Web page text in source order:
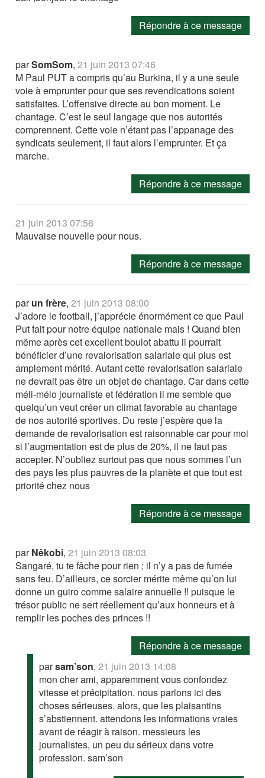
Répondre à ce message
parSomSom,21 juin 2013 07:46
M Paul PUT a compris qu’au Burkina, il y a une seule
voie à emprunter pour que ses revendications soient
satisfaites. L’offensive directe au bon moment. Le
chantage. C’est le seul langage que nos autorités
comprennent. Cette voie n’étant pas l’appanage des
syndicats seulement, il faut alors l’emprunter. Et ça
marche.
Répondre à ce message
21 juin 2013 07:56
Mauvaise nouvelle pour nous.
Répondre à ce message
parun frère,21 juin 2013 08:00
J’adore le football, j’apprécie énormément ce que Paul
Put fait pour notre équipe nationale mais ! Quand bien
même après cet excellent boulot abattu il pourrait
bénéficier d’une revalorisation salariale qui plus est
amplement mérité. Autant cette revalorisation salariale
ne devrait pas être un objet de chantage. Car dans cette
méli-mélo journaliste et fédération il me semble que
quelqu’un veut créer un climat favorable au chantage
de nos autorité sportives. Du reste j’espère que la
demande de revalorisation est raisonnable car pour moi
si l’augmentation est de plus de 20%, il ne faut pas
accepter. N’oubliez surtout pas que nous sommes l’un
des pays les plus pauvres de la planète et que tout est
priorité chez nous
Répondre à ce message
parNêkobi,21 juin 2013 08:03
Sangaré, tu te fâche pour rien ; il n’y a pas de fumée
sans feu. D’ailleurs, ce sorcier mérite même qu’on lui
donne un guiro comme salaire annuelle !! puisque le
trésor public ne sert réellement qu’aux honneurs et à
remplir les poches des princes !!
Répondre à ce message
parsam’son,21 juin 2013 14:08
mon cher ami, apparemment vous confondez
vitesse et précipitation. nous parlons ici des
choses sérieuses. alors, que les plaisantins
s’abstiennent. attendons les informations vraies
avant de réagir à raison. messieurs les
journalistes, un peu du sérieux dans votre
profession. sam’son